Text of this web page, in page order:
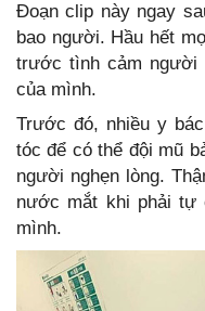
Đoạn clip này ngay
bao người. Hầu hết
trước tình cảm người
của mình.
Trước đó, nhiều y
tóc để có thể đội mũ
người nghẹn lòng.
nước mắt khi phải tự
mình.